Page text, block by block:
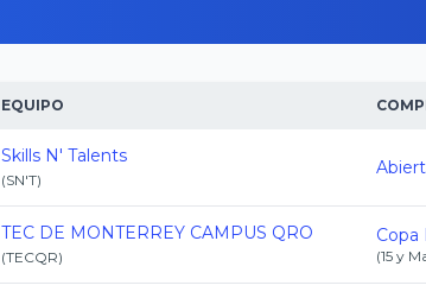
EQUIPO
Skills N' Talents
(SN'T)
TEC DE MONTERREY CAMPUS QRO
(TECQR) (15 y